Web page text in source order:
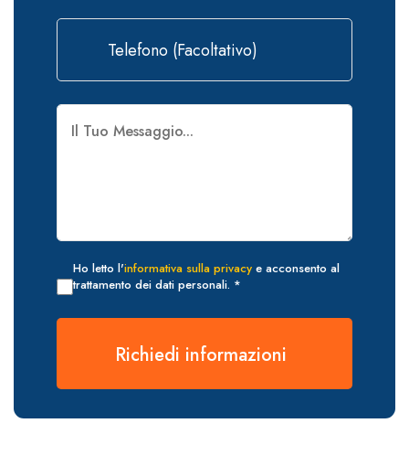
Ho letto l'informativa sulla privacy e acconsento al
trattamento dei dati personali. *
Richiedi informazioni